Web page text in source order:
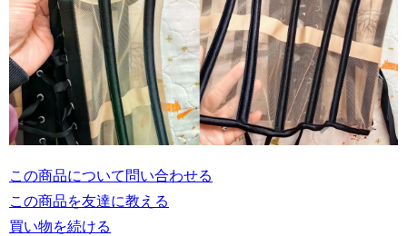
この商品について問い合わせる
この商品を友達に教える
買い物を続ける